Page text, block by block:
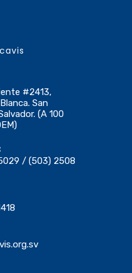
#2413,
San
(A 100
/ (503) 2508